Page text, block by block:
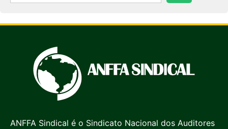
ANFFA Sindical é o Sindicato Nacional dos Auditores